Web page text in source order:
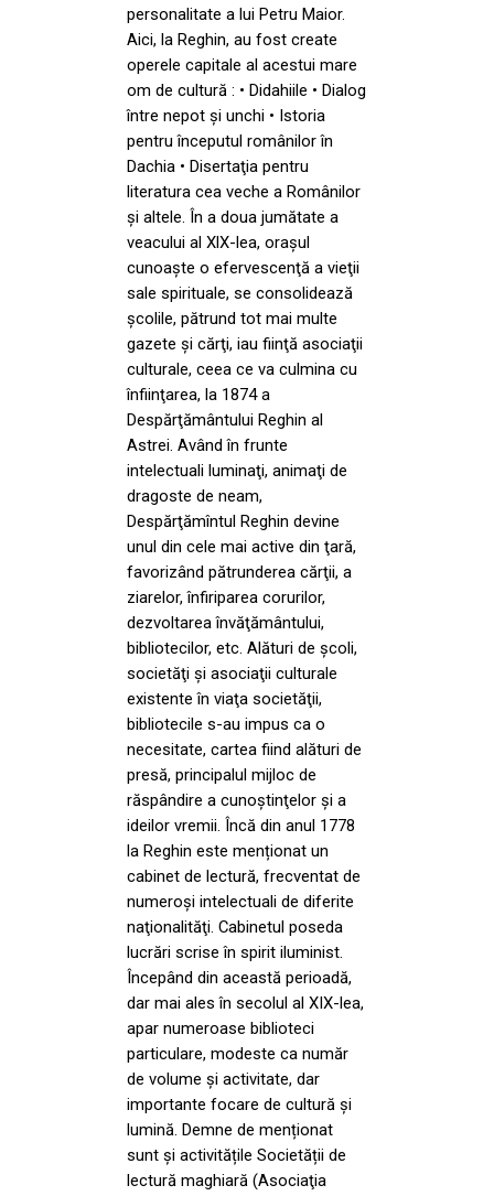
personalitate a lui Petru Maior.
Aici, la Reghin, au fost create
operele capitale al acestui mare
om de cultură : • Didahiile • Dialog
între nepot şi unchi • Istoria
pentru începutul românilor în
Dachia • Disertaţia pentru
literatura cea veche a Românilor
şi altele. În a doua jumătate a
veacului al XlX-lea, oraşul
cunoaşte o efervescenţă a vieţii
sale spirituale, se consolidează
şcolile, pătrund tot mai multe
gazete şi cărţi, iau fiinţă asociaţii
culturale, ceea ce va culmina cu
înfiinţarea, la 1874 a
Despărţământului Reghin al
Astrei. Având în frunte
intelectuali luminaţi, animaţi de
dragoste de neam,
Despărţămîntul Reghin devine
unul din cele mai active din ţară,
favorizând pătrunderea cărţii, a
ziarelor, înfiriparea corurilor,
dezvoltarea învăţământului,
bibliotecilor, etc. Alături de şcoli,
societăţi şi asociaţii culturale
existente în viaţa societăţii,
bibliotecile s-au impus ca o
necesitate, cartea fiind alături de
presă, principalul mijloc de
răspândire a cunoştinţelor şi a
ideilor vremii. Încă din anul 1778
la Reghin este menționat un
cabinet de lectură, frecventat de
numeroşi intelectuali de diferite
naţionalităţi. Cabinetul poseda
lucrări scrise în spirit iluminist.
Începând din această perioadă,
dar mai ales în secolul al XIX-lea,
apar numeroase biblioteci
particulare, modeste ca număr
de volume și activitate, dar
importante focare de cultură și
lumină. Demne de menționat
sunt și activitățile Societății de
lectură maghiară (Asociaţia